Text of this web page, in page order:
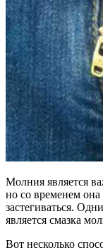
Молния является
но со временем она
застегиваться.
является смазка
Вот несколько